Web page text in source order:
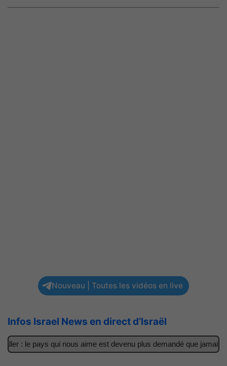
Nouveau | Toutes les vidéos en live
Infos Israel News en direct d’Israël
: le pays qui nous aime est devenu plus demandé que jamais